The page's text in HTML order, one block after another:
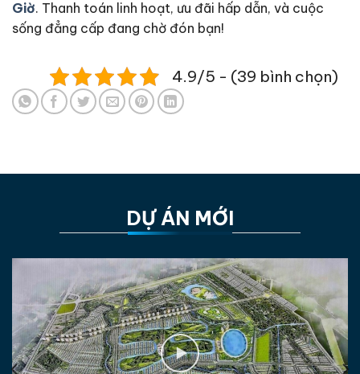
Giờ. Thanh toán linh hoạt, ưu đãi hấp dẫn, và cuộc
sống đẳng cấp đang chờ đón bạn!
4.9/5 - (39 bình chọn)
DỰ ÁN MỚI